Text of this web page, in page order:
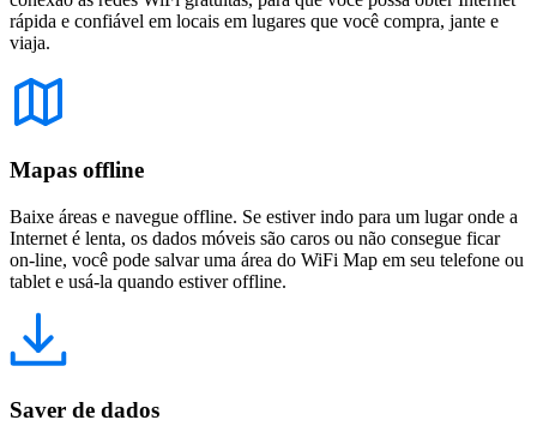
rápida e confiável em locais em lugares que você compra, jante e
viaja.
Mapas offline
Baixe áreas e navegue offline. Se estiver indo para um lugar onde a
Internet é lenta, os dados móveis são caros ou não consegue ficar
on-line, você pode salvar uma área do WiFi Map em seu telefone ou
tablet e usá-la quando estiver offline.
Saver de dados